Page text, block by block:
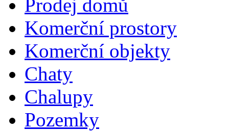
Prodej domů
Komerční prostory
Komerční objekty
Chaty
Chalupy
Pozemky